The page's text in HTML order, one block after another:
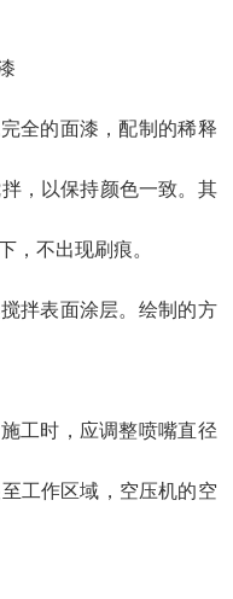
全的面漆，配制的稀释
，以保持颜色一致。其
，不出现刷痕。
拌表面涂层。绘制的方
工时，应调整喷嘴直径
工作区域，空压机的空